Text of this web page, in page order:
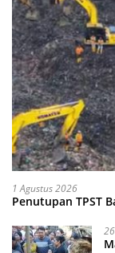
1 Agustus 2026
Penutupan TPST